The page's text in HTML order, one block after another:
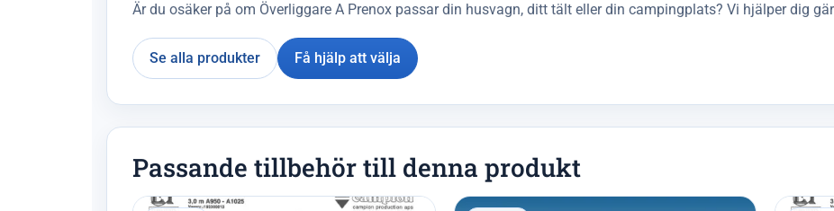
Är du osäker på om Överliggare A Prenox passar din husvagn, ditt tält eller din campingplats? Vi hjälper dig
Se alla produkter Få hjälp att välja
Passande tillbehör till denna produkt